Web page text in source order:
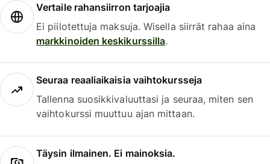
Vertaile rahansiirron tarjoajia
Ei piilotettuja maksuja. Wisella siirrät rahaa aina
markkinoiden keskikurssilla.
Seuraa reaaliaikaisia vaihtokursseja
Tallenna suosikkivaluuttasi ja seuraa, miten sen
vaihtokurssi muuttuu ajan mittaan.
Täysin ilmainen. Ei mainoksia.